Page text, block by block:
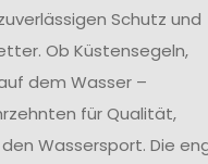
Schutz und
Ob Küstensegeln,
dem Wasser –
für Qualität,
Wassersport. Die